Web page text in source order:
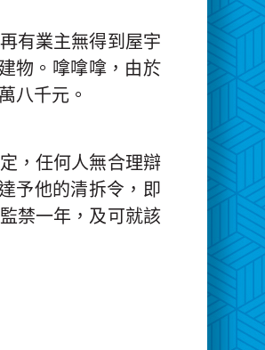
有業主無得到屋宇
物。嗱嗱嗱，由於
八千元。
，任何人無合理辯
予他的清拆令，即
禁一年，及可就該